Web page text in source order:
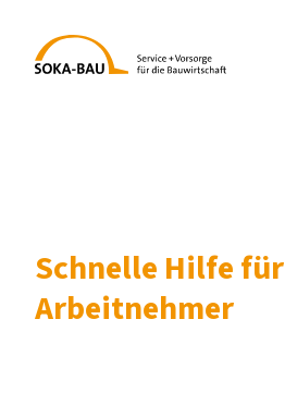
SOKA-BAU
Schnelle Hilfe für
Arbeitnehmer